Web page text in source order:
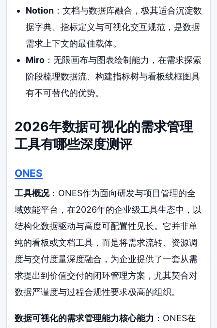
Notion：文档与数据库融合，极其适合沉淀数
据字典、指标定义与可视化交互规范，是数据
需求上下文的最佳载体。
Miro：无限画布与图表绘制能力，在需求探索
阶段梳理数据流、构建指标树与看板线框图具
有不可替代的优势。
2026年数据可视化的需求管理
工具有哪些深度测评
ONES
工具概况：ONES作为面向研发与项目管理的全
域效能平台，在2026年的企业级工具生态中，以
结构化数据驱动与高度可配置性见长。它并非单
纯的看板或文档工具，而是将需求流转、资源调
度与交付度量深度融合，为企业提供了一套从需
求提出到价值交付的闭环管理方案，尤其契合对
数据严谨度与过程合规性要求极高的组织。
数据可视化的需求管理能力核心能力 ：ONES在